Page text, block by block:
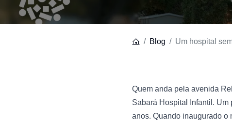
Blog Um hospital
Sabará Hospital Infantil . Um
anos. Quando inaugurado o